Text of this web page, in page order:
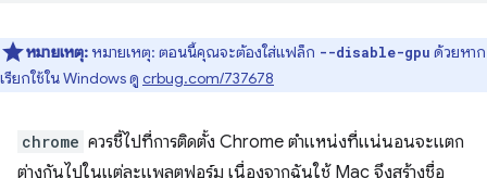
หมายเหตุ: หมายเหตุ: ตอนนี้คุณจะต้องใส่แฟล็ก --disable-gpu ด้วยหาก
เรียกใช้ใน Windows ดู crbug.com/737678
chrome ควรชี้ไปที่การติดตั้ง Chrome ตำแหน่งที่แน่นอนจะแตก
ต่างกันไปในแต่ละแพลตฟอร์ม เนื่องจากฉันใช้ Mac จึงสร้างชื่อ